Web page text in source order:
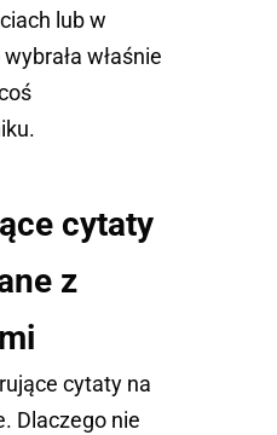
lub w
właśnie
cytaty
z
cytaty na
Dlaczego nie